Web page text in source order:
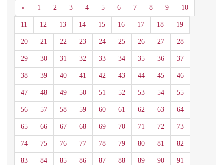
«Anterior
1 2 3 4 5 6 7 8 9 10
11 12 13 14 15 16 17 18 19
20 21 22 23 24 25 26 27 28
29 30 31 32 33 34 35 36 37
38 39 40 41 42 43 44 45 46
47 48 49 50 51 52 53 54 55
56 57 58 59 60 61 62 63 64
65 66 67 68 69 70 71 72 73
74 75 76 77 78 79 80 81 82
83 84 85 86 87 88 89 90 91